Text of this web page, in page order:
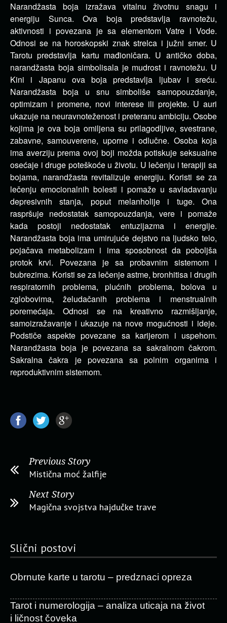
Narandžasta boja izražava vitalnu životnu snagu i
energiju Sunca. Ova boja predstavlja ravnotežu,
aktivnosti i povezana je sa elementom Vatre i Vode.
Odnosi se na horoskopski znak strelca i južni smer. U
Tarotu predstavlja kartu mađioničara. U antičko doba,
narandžasta boja simbolisala je mudrost i ravnotežu. U
Kini i Japanu ova boja predstavlja ljubav i sreću.
Narandžasta boja u snu simboliše samopouzdanje,
optimizam i promene, novi interese ili projekte. U auri
ukazuje na neuravnoteženost i preteranu ambiciju. Osobe
kojima je ova boja omiljena su prilagodljive, svestrane,
zabavne, samouverene, uporne i odlučne. Osoba koja
ima averziju prema ovoj boji možda potiskuje seksualne
osećaje i druge poteškoće u životu. U lečenju i terapiji sa
bojama, narandžasta revitalizuje energiju. Koristi se za
lečenju emocionalnih bolesti i pomaže u savladavanju
depresivnih stanja, poput melanholije i tuge. Ona
raspršuje nedostatak samopouzdanja, vere i pomaže
kada postoji nedostatak entuzijazma i energije.
Narandžasta boja ima umirujuće dejstvo na ljudsko telo,
pojačava metabolizam i ima sposobnost da poboljša
protok krvi. Povezana je sa probavnim sistemom i
bubrezima. Koristi se za lečenje astme, bronhitisa i drugih
respiratornih problema, plućnih problema, bolova u
zglobovima, želudačanih problema i menstrualnih
poremećaja. Odnosi se na kreativno razmišljanje,
samoizražavanje i ukazuje na nove mogućnosti i ideje.
Podstiče aspekte povezane sa karijerom i uspehom.
Narandžasta boja je povezana sa sakralnom čakrom.
Sakralna čakra je povezana sa polnim organima i
reproduktivnim sistemom.
Previous Story
Mistična moć žalfije
Next Story
Magična svojstva hajdučke trave
Slični postovi
Obrnute karte u tarotu – predznaci opreza
Tarot i numerologija – analiza uticaja na život
i ličnost čoveka